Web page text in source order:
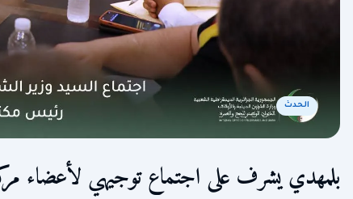
الحدث
بلمهدي يشرف على اجتماع توجيهي لأعضاء